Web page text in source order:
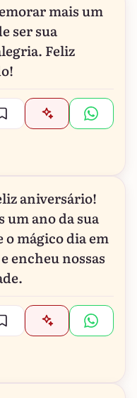
mais um
ser sua
Feliz
aniversário!
um ano da sua
o mágico dia em
encheu nossas